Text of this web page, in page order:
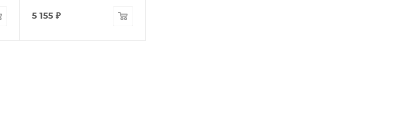
5 155 ₽